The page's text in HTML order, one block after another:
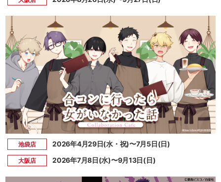
池袋店 2026年4月29日(水・祝)〜7月5日(日)
大阪店 2026年7月8日(水)〜9月13日(日)